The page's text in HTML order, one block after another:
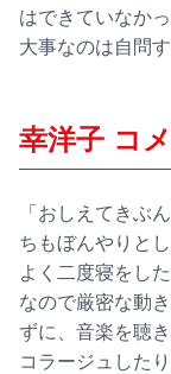
はできていなか
大事なのは自問
幸洋子 コ
「おしえてきぶ
ちもぼんやりと
よく二度寝をし
なので厳密な動
ずに、音楽を聴
コラージュした